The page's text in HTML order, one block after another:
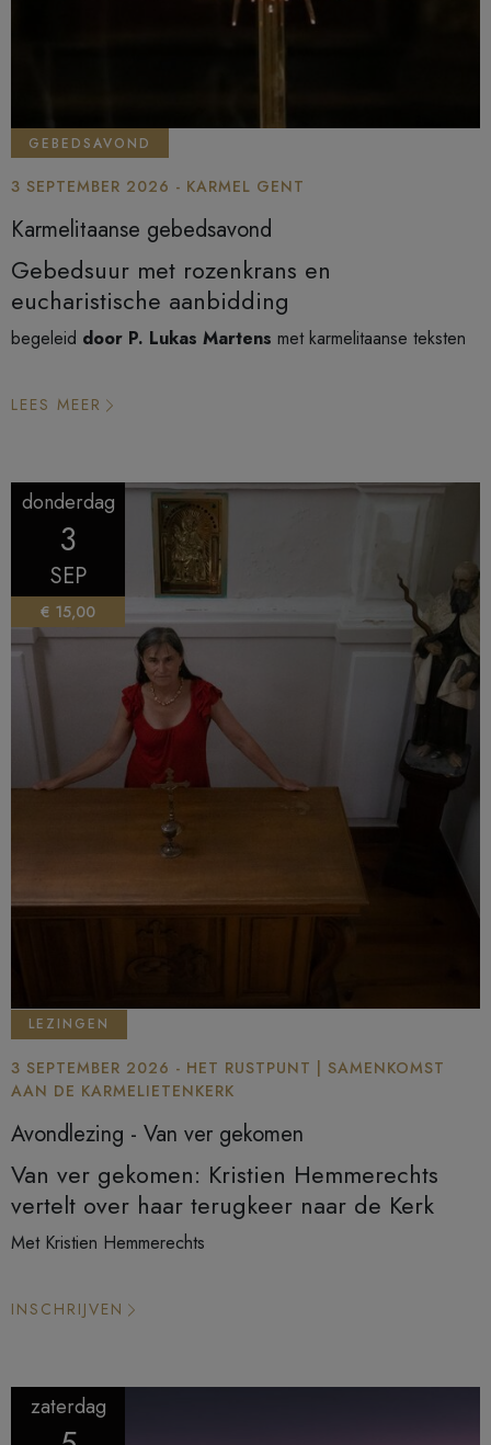
GEBEDSAVOND
3 SEPTEMBER 2026 - KARMEL GENT
Karmelitaanse gebedsavond
Gebedsuur met rozenkrans en
eucharistische aanbidding
begeleid door P. Lukas Martens met karmelitaanse teksten
LEES MEER
donderdag
3
SEP
€ 15,00
LEZINGEN
3 SEPTEMBER 2026 - HET RUSTPUNT | SAMENKOMST
AAN DE KARMELIETENKERK
Avondlezing - Van ver gekomen
Van ver gekomen: Kristien Hemmerechts
vertelt over haar terugkeer naar de Kerk
Met Kristien Hemmerechts
INSCHRIJVEN
zaterdag